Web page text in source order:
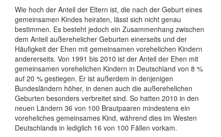
Wie hoch der Anteil der Eltern ist, die nach der Geburt eines
gemeinsamen Kindes heiraten, lässt sich nicht genau
bestimmen. Es besteht jedoch ein Zusammenhang zwischen
dem Anteil außerehelicher Geburten einerseits und der
Häufigkeit der Ehen mit gemeinsamen vorehelichen Kindern
andererseits. Von 1991 bis 2010 ist der Anteil der Ehen mit
gemeinsamen vorehelichen Kindern in Deutschland von 8 %
auf 20 % gestiegen. Er ist außerdem in denjenigen
Bundesländern höher, in denen auch die außerehelichen
Geburten besonders verbreitet sind. So hatten 2010 in den
neuen Ländern 36 von 100 Brautpaaren mindestens ein
voreheliches gemeinsames Kind, während dies im Westen
Deutschlands in lediglich 16 von 100 Fällen vorkam.